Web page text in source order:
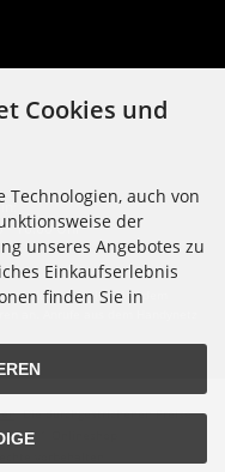
- 16:00 Uhr
kostenlos. Aus dem
an. Anrufe aus dem Handynetz
. Die durchgestrichenen Preise
0711 Onlineshop
Cookies und
auch von
der
unseres Angebotes zu
Einkaufserlebnis
finden Sie in